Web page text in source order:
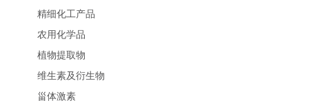
精细化工产品
农用化学品
植物提取物
维生素及衍生物
甾体激素